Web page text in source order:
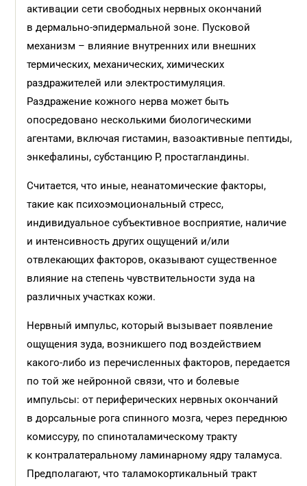
активации сети свободных нервных окончаний
в дермально-эпидермальной зоне. Пусковой
механизм – влияние внутренних или внешних
термических, механических, химических
раздражителей или электростимуляция.
Раздражение кожного нерва может быть
опосредовано несколькими биологическими
агентами, включая гистамин, вазоактивные пептиды,
энкефалины, субстанцию Р, простагландины.
Считается, что иные, неанатомические факторы,
такие как психоэмоциональный стресс,
индивидуальное субъективное восприятие, наличие
и интенсивность других ощущений и/или
отвлекающих факторов, оказывают существенное
влияние на степень чувствительности зуда на
различных участках кожи.
Нервный импульс, который вызывает появление
ощущения зуда, возникшего под воздействием
какого-либо из перечисленных факторов, передается
по той же нейронной связи, что и болевые
импульсы: от периферических нервных окончаний
в дорсальные рога спинного мозга, через переднюю
комиссуру, по спиноталамическому тракту
к контралатеральному ламинарному ядру таламуса.
Предполагают, что таламокортикальный тракт